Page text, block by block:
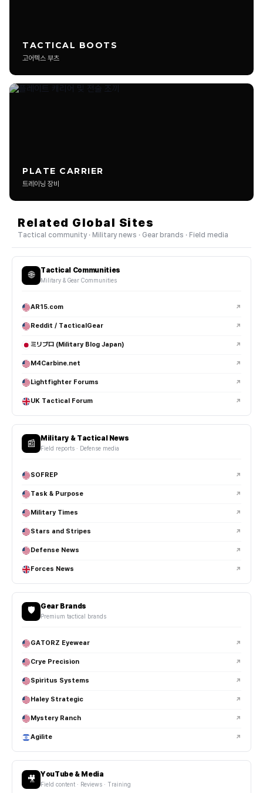
짧은 후기 형태도 등록 가능한가요?
광고성 리뷰도 업로드 가능한가요?
추천을 많이 받은 리뷰는 어떻게 되나요?
삭제되거나 제한되는 게시물 기준이 있나요?
EDC는 Everyday Carry의 약자로, 일상에서 항상 휴대하는 장비와
아이템 구성을 의미합니다.
EDC 플래시라이트는 왜 많이 사용하나요?
EDC 나이프는 어떤 기준으로 선택하나요?
EDC 세팅에도 스타일이 중요한가요?
택티컬 헬멧은 일반 헬멧과 어떤 차이가 있나요?
마운트가 포함되는 경우가 많습니다.
범프 헬멧과 방탄 헬멧은 어떻게 다른가요?
NVG 마운트는 어떤 용도로 사용되나요?
부니햇과 볼캡도 전술 장비로 사용되나요?
TACTICAL BOOTS
고어텍스 부츠
PLATE CARRIER
트레이닝 장비
Related Global Sites
Tactical community · Military news · Gear brands · Field media
🌐 Tactical Communities
Military & Gear Communities
AR15.com ↗
Reddit / TacticalGear ↗
ミリブロ (Military Blog Japan) ↗
M4Carbine.net ↗
Lightfighter Forums ↗
UK Tactical Forum ↗
📰 Military & Tactical News
Field reports · Defense media
SOFREP ↗
Task & Purpose ↗
Military Times ↗
Stars and Stripes ↗
Defense News ↗
Forces News ↗
🛡️ Gear Brands
Premium tactical brands
GATORZ Eyewear ↗
Crye Precision ↗
Spiritus Systems ↗
Haley Strategic ↗
Mystery Ranch ↗
Agilite ↗
🎥 YouTube & Media
Field content · Reviews · Training